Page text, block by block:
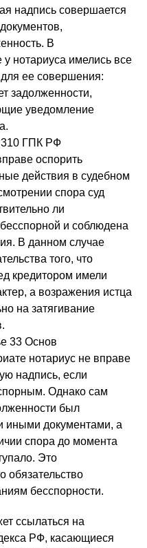
надпись совершается
В
нотариуса имелись все
ее совершения:
задолженности,
уведомление
310 ГПК РФ
оспорить
действия в судебном
спора суд
ли
и соблюдена
В данном случае
того, что
кредитором имели
а возражения истца
на затягивание
33 Основ
нотариус не вправе
надпись, если
Однако сам
был
иными документами, а
спора до момента
Это
обязательство
бесспорности.
ссылаться на
РФ, касающиеся